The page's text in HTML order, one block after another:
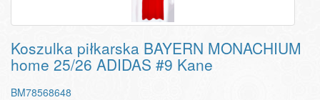
Koszulka piłkarska BAYERN MONACHIUM
home 25/26 ADIDAS #9 Kane
BM78568648